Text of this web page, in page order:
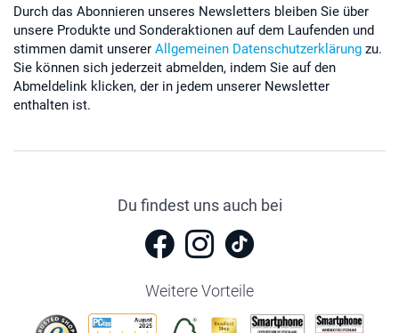
Durch das Abonnieren unseres Newsletters bleiben Sie über
unsere Produkte und Sonderaktionen auf dem Laufenden und
stimmen damit unserer Allgemeinen Datenschutzerklärung zu.
Sie können sich jederzeit abmelden, indem Sie auf den
Abmeldelink klicken, der in jedem unserer Newsletter
enthalten ist.
Du findest uns auch bei
Weitere Vorteile